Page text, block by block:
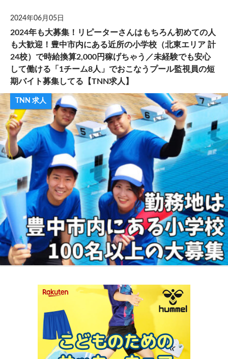
2024年06月05日
2024年も大募集！リピーターさんはもちろん初めての人
も大歓迎！豊中市内にある近所の小学校（北東エリア 計
24校）で時給換算2,000円稼げちゃう／未経験でも安心
して働ける「1チーム8人」でおこなうプール監視員の短
期バイト募集してる【TNN求人】
TNN 求人